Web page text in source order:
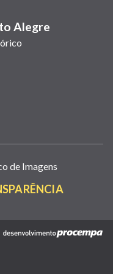
Alegre
de Imagens
(LINK
EM
NOVA